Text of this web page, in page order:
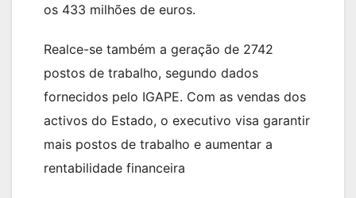
os 433 milhões de euros.
Realce-se também a geração de 2742
postos de trabalho, segundo dados
fornecidos pelo IGAPE. Com as vendas dos
activos do Estado, o executivo visa garantir
mais postos de trabalho e aumentar a
rentabilidade financeira